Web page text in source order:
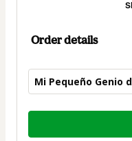
Order details
Mi Pequeño Genio
Total